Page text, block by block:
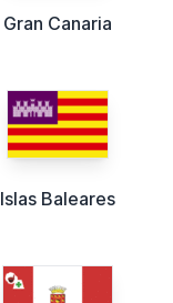
Gran Canaria
Islas Baleares